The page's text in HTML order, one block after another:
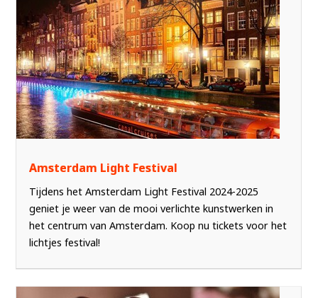
Amsterdam Light Festival
Tijdens het Amsterdam Light Festival 2024-2025
geniet je weer van de mooi verlichte kunstwerken in
het centrum van Amsterdam. Koop nu tickets voor het
lichtjes festival!